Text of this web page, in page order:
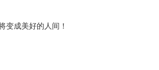
变成美好的人间！